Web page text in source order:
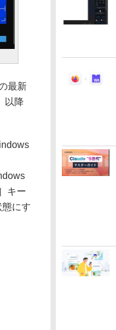
最新
以降
キー
にす